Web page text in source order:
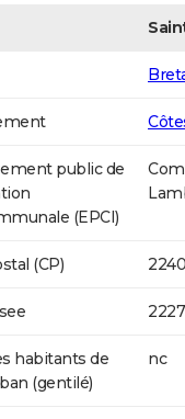
public de
(EPCI)
(CP)
habitants de
(gentilé)
nc